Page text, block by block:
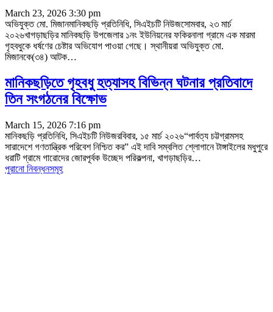
March 23, 2026 3:30 pm
অভিযুক্ত মো. মিজান‎মানিকছড়ি প্রতিনিধি, সিএইচটি নিউজসোমবার, ২৩ মার্চ
২০২৬‎খাগড়াছড়ির মানিকছড়ি উপজেলার ১নং ইউনিয়নের ফকিরনালা গ্রামে এক মারমা
গৃহবধুকে ধর্ষণের চেষ্টার অভিযোগ পাওয়া গেছে। স্থানীয়রা অভিযুক্ত মো.
মিজানকে(৩৪) আটক…
মানিকছড়িতে গৃহবধু হত্যাসহ বিভিন্ন ঘটনার প্রতিবাদে
তিন সংগঠনের বিক্ষোভ
March 15, 2026 7:16 pm
‎মানিকছড়ি প্রতিনিধি, সিএইচটি নিউজরবিবার, ১৫ মার্চ ২০২৬‎“পার্বত্য চট্টগ্রামসহ
সারাদেশে গণতান্ত্রিক পরিবেশ নিশ্চিত কর” এই দাবি সম্বলিত শ্লোগানে টাঙ্গাইলের মধুপুরে
ধরাটি গ্রামে গারোদের জোরপূর্বক উচ্ছেদ পরিকল্পনা, খাগড়াছড়ির…
পুরানো নিবন্ধনসমূহ